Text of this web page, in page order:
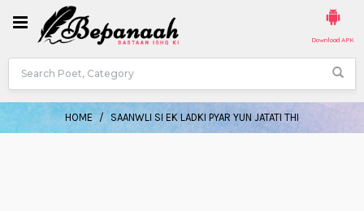
Download APK
HOME SAANWLI SI EK LADKI PYAR YUN JATATI THI